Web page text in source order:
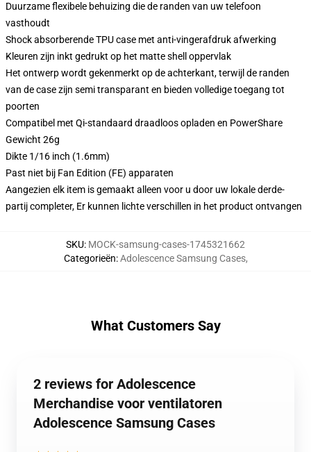
Duurzame flexibele behuizing die de randen van uw telefoon
vasthoudt
Shock absorberende TPU case met anti-vingerafdruk afwerking
Kleuren zijn inkt gedrukt op het matte shell oppervlak
Het ontwerp wordt gekenmerkt op de achterkant, terwijl de randen
van de case zijn semi transparant en bieden volledige toegang tot
poorten
Compatibel met Qi-standaard draadloos opladen en PowerShare
Gewicht 26g
Dikte 1/16 inch (1.6mm)
Past niet bij Fan Edition (FE) apparaten
Aangezien elk item is gemaakt alleen voor u door uw lokale derde-
partij completer, Er kunnen lichte verschillen in het product ontvangen
SKU: MOCK-samsung-cases-1745321662
Categorieën:Adolescence Samsung Cases,
What Customers Say
2 reviews for Adolescence
Merchandise voor ventilatoren
Adolescence Samsung Cases